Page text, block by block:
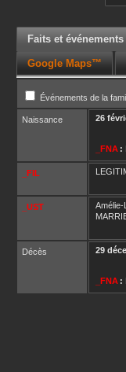
Faits et événements
Google Maps™
Événements de la
Naissance 26
_FNA :
_FIL
_UST Amélie-
Décès 29
_FNA :